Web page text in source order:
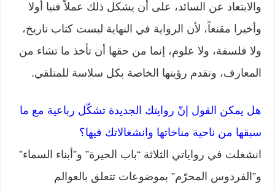
والابتعاد عن السائد، على أن يشكل ذلك عملاً فنيا أولا
وأخيرا مقنعاً، لأن الرواية في النهاية ليست كتاب تاريخ،
ولا فلسفة، ولا علوم، إنما من حقها أن تأخذ ما تشاء من
المعارف، وتقدم رؤيتها الخاصة بكل سلاسة للمتلقي.
هل يمكن القول إنّ روايتك الجديدة تشكّل رباعية مع ما
سبقها من ناحية مناخاتها وانشغالاتك فيها؟
انشغلت في رواياتي الثلاثة “باب الحيرة” و”أبناء السماء”
و”الفردوس المحرّم” بموضوعات تتعلق بالعوالم